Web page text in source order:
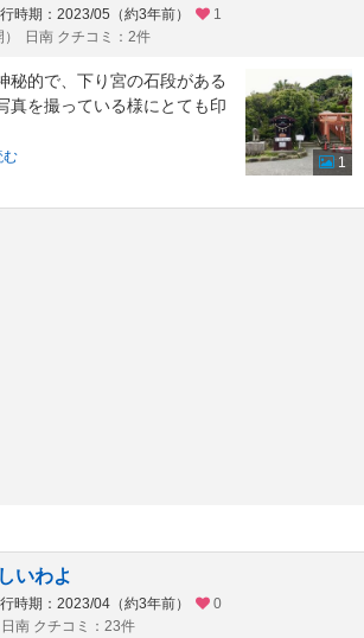
時期：2023/05（約3年前）
1
日南 クチコミ：2件
秘的で、下り宮の石段がある
真を撮っている様にとても印
む
1
いわよ
時期：2023/04（約3年前）
0
日南 クチコミ：23件